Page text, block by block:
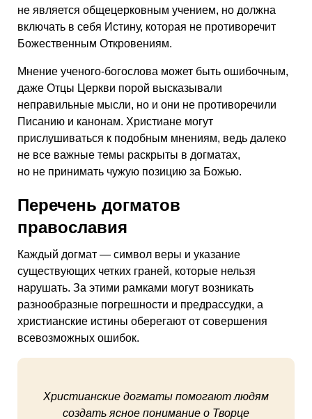
не является общецерковным учением, но должна
включать в себя Истину, которая не противоречит
Божественным Откровениям.
Мнение ученого-богослова может быть ошибочным,
даже Отцы Церкви порой высказывали
неправильные мысли, но и они не противоречили
Писанию и канонам. Христиане могут
прислушиваться к подобным мнениям, ведь далеко
не все важные темы раскрыты в догматах,
но не принимать чужую позицию за Божью.
Перечень догматов
православия
Каждый догмат — символ веры и указание
существующих четких граней, которые нельзя
нарушать. За этими рамками могут возникать
разнообразные погрешности и предрассудки, а
христианские истины оберегают от совершения
всевозможных ошибок.
Христианские догматы помогают людям
создать ясное понимание о Творце